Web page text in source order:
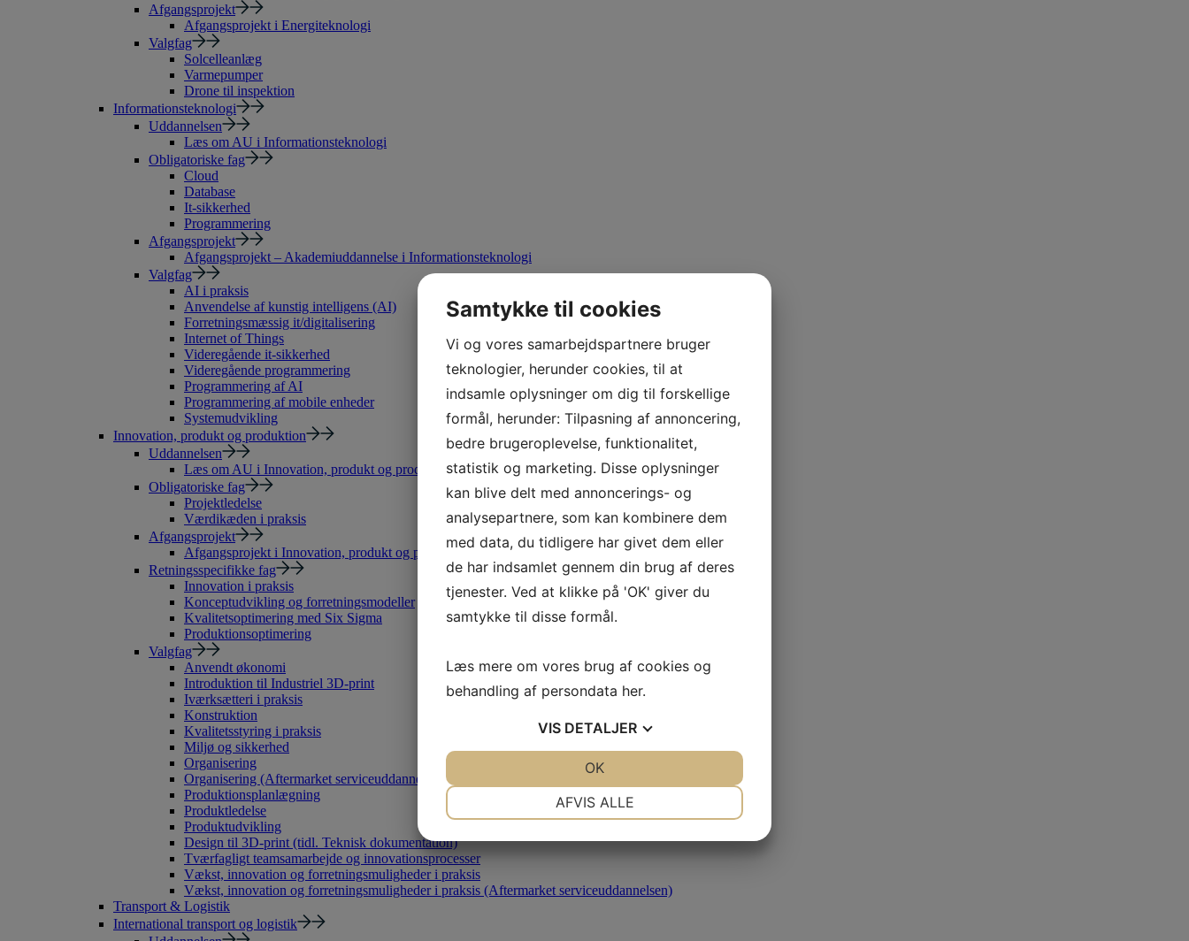
Afgangsprojekt
Afgangsprojekt i Energiteknologi
Valgfag
Solcelleanlæg
Varmepumper
Drone til inspektion
Informationsteknologi
Uddannelsen
Læs om AU i Informationsteknologi
Obligatoriske fag
Cloud
Database
It-sikkerhed
Programmering
Afgangsprojekt
Afgangsprojekt – Akademiuddannelse i Informationsteknologi
Valgfag
AI i praksis
Anvendelse af kunstig intelligens (AI)
Forretningsmæssig it/digitalisering
Internet of Things
Videregående it-sikkerhed
Videregående programmering
Programmering af AI
Programmering af mobile enheder
Systemudvikling
Innovation, produkt og produktion
Uddannelsen
Læs om AU i Innovation, produkt og produktion
Obligatoriske fag
Projektledelse
Værdikæden i praksis
Afgangsprojekt
Afgangsprojekt i Innovation, produkt og produktion
Retningsspecifikke fag
Innovation i praksis
Konceptudvikling og forretningsmodeller
Kvalitetsoptimering med Six Sigma
Produktionsoptimering
Valgfag
Anvendt økonomi
Introduktion til Industriel 3D-print
Iværksætteri i praksis
Konstruktion
Kvalitetsstyring i praksis
Miljø og sikkerhed
Organisering
Organisering (Aftermarket serviceuddannelsen)
Produktionsplanlægning
Produktledelse
Produktudvikling
Design til 3D-print (tidl. Teknisk dokumentation)
Tværfagligt teamsamarbejde og innovationsprocesser
Vækst, innovation og forretningsmuligheder i praksis
Vækst, innovation og forretningsmuligheder i praksis (Aftermarket serviceuddannelsen)
Transport & Logistik
International transport og logistik
Samtykke til cookies
Vi og vores samarbejdspartnere bruger
teknologier, herunder cookies, til at
indsamle oplysninger om dig til forskellige
formål, herunder: Tilpasning af annoncering,
bedre brugeroplevelse, funktionalitet,
statistik og marketing. Disse oplysninger
kan blive delt med annoncerings- og
analysepartnere, som kan kombinere dem
med data, du tidligere har givet dem eller
de har indsamlet gennem din brug af deres
tjenester. Ved at klikke på 'OK' giver du
samtykke til disse formål.
Læs mere om vores brug af cookies og
behandling af persondata her.
VIS DETALJER
AFVIS ALLE
OK